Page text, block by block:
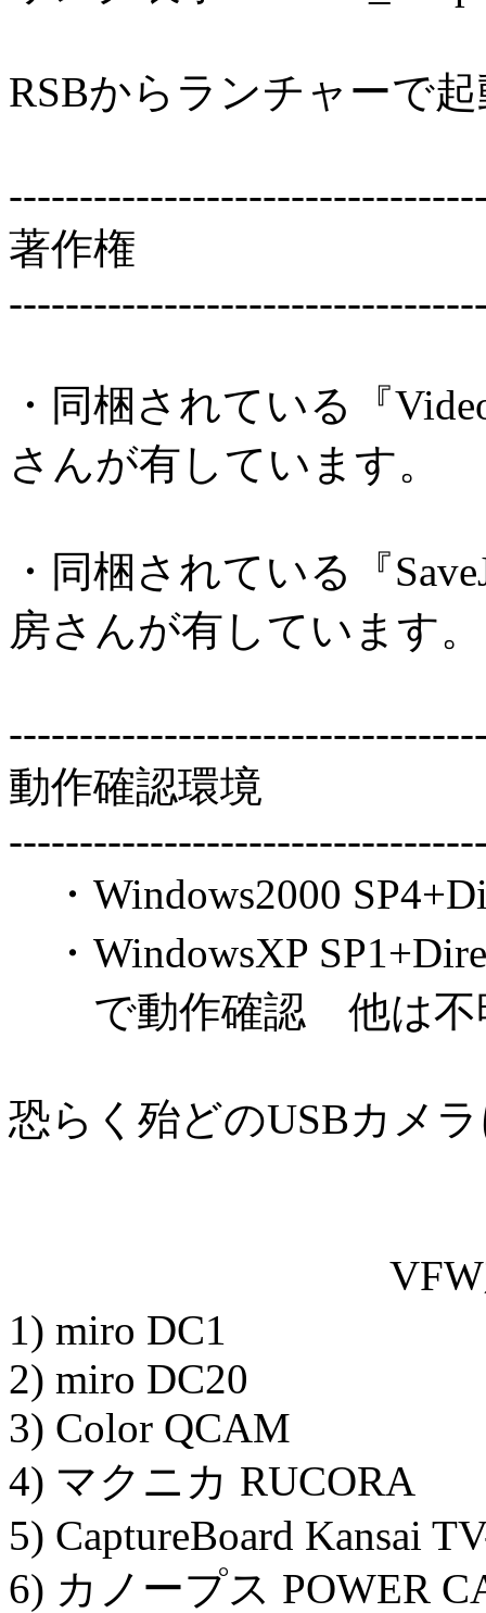
RSBからランチャーで
著作権
・同梱されている『
さんが有しています。
・同梱されている『
房さんが有しています。
動作確認環境
・Windows2000
・WindowsXP
で動作確認 他は不
恐らく殆どのUSBカメ
VFW対応 動
1) miro DC1
2) miro DC20
3) Color QCAM
4) マクニカ RUCORA
5) CaptureBoard Kansai
6) カノープス POWER